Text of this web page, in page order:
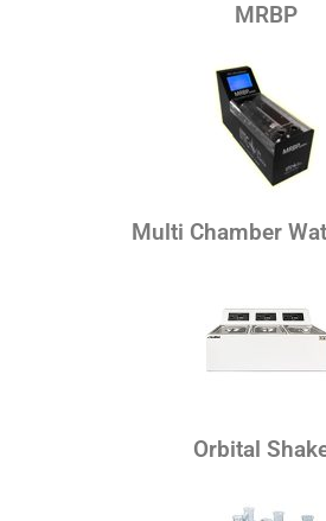
MRBP
Multi Chamber
Orbital